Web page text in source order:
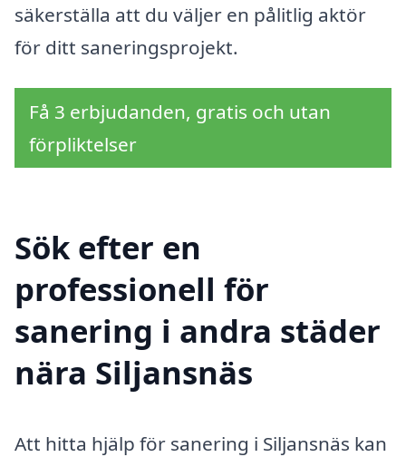
säkerställa att du väljer en pålitlig aktör
för ditt saneringsprojekt.
Få 3 erbjudanden, gratis och utan
förpliktelser
Sök efter en
professionell för
sanering i andra städer
nära Siljansnäs
Att hitta hjälp för sanering i Siljansnäs kan